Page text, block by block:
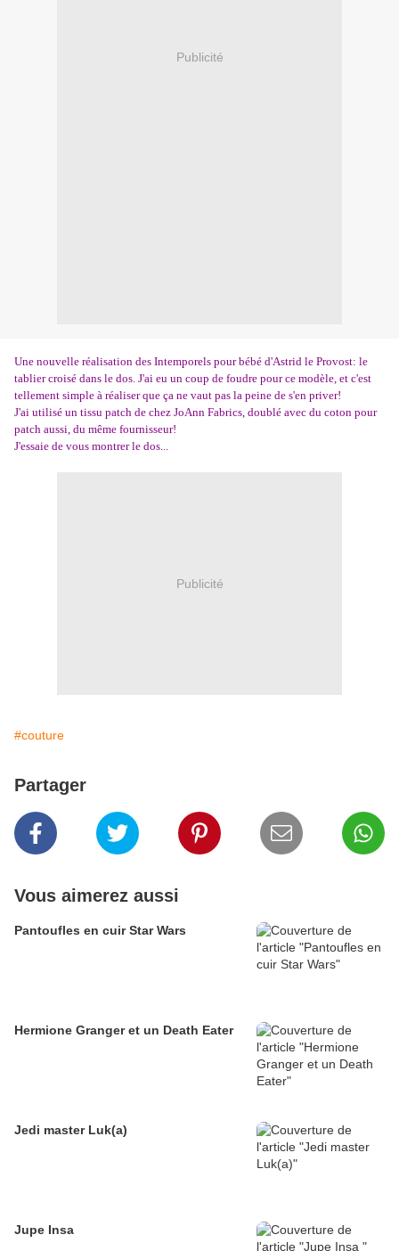
Publicité
Une nouvelle réalisation des Intemporels pour bébé d'Astrid le Provost: le
tablier croisé dans le dos. J'ai eu un coup de foudre pour ce modèle, et c'est
tellement simple à réaliser que ça ne vaut pas la peine de s'en priver!
J'ai utilisé un tissu patch de chez JoAnn Fabrics, doublé avec du coton pour
patch aussi, du même fournisseur!
J'essaie de vous montrer le dos...
Publicité
#couture
Partager
Vous aimerez aussi
Pantoufles en cuir Star Wars
Hermione Granger et un Death Eater
Jedi master Luk(a)
Jupe Insa